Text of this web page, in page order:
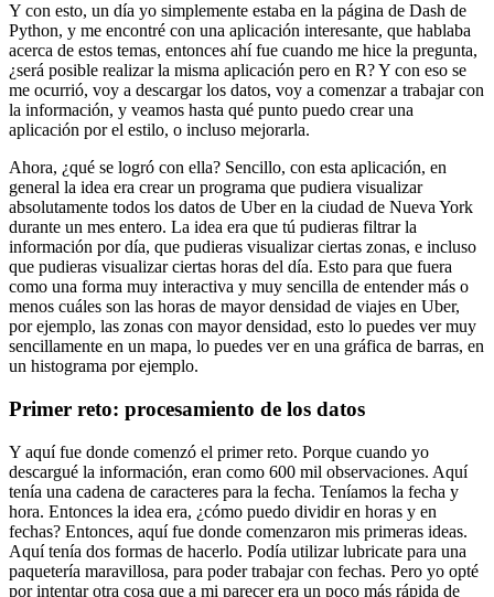
Y con esto, un día yo simplemente estaba en la página de Dash de
Python, y me encontré con una aplicación interesante, que hablaba
acerca de estos temas, entonces ahí fue cuando me hice la pregunta,
¿será posible realizar la misma aplicación pero en R?Y con eso se
me ocurrió, voy a descargar los datos, voy a comenzar a trabajar con
la información, y veamos hasta qué punto puedo crear una
aplicación por el estilo, o incluso mejorarla.
Ahora, ¿qué se logró con ella? Sencillo, con esta aplicación, en
general la idea era crear un programa que pudiera visualizar
absolutamente todos los datos de Uber en la ciudad de Nueva York
durante un mes entero. La idea era que tú pudieras filtrar la
información por día, que pudieras visualizar ciertas zonas, e incluso
que pudieras visualizar ciertas horas del día. Esto para que fuera
como una forma muy interactiva y muy sencilla de entender más o
menos cuáles son las horas de mayor densidad de viajes en Uber,
por ejemplo, las zonas con mayor densidad, esto lo puedes ver muy
sencillamente en un mapa, lo puedes ver en una gráfica de barras, en
un histograma por ejemplo.
Primer reto: procesamiento de los datos
Y aquí fue donde comenzó el primer reto. Porque cuando yo
descargué la información, eran como 600 mil observaciones. Aquí
tenía una cadena de caracteres para la fecha. Teníamos la fecha y
hora. Entonces la idea era, ¿cómo puedo dividir en horas y en
fechas? Entonces, aquí fue donde comenzaron mis primeras ideas.
Aquí tenía dos formas de hacerlo. Podía utilizar lubricate para una
paquetería maravillosa, para poder trabajar con fechas. Pero yo opté
por intentar otra cosa que a mi parecer era un poco más rápida de